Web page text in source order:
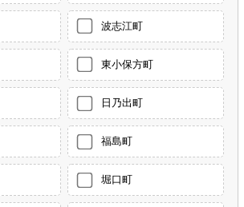
波志江町
東小保方町
日乃出町
福島町
堀口町